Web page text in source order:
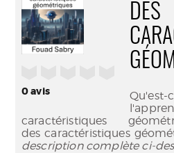
0avis
DES
caractéristiques
des caractéristiques
description complète ci-